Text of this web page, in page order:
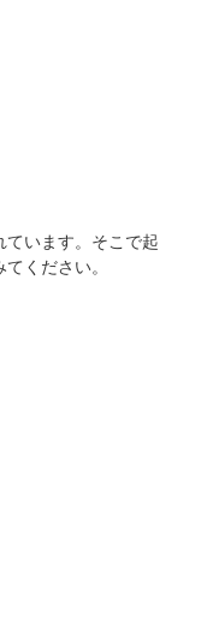
います。そこで起
ください。